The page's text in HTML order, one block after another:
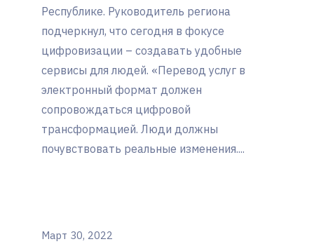
Республике. Руководитель региона
подчеркнул, что сегодня в фокусе
цифровизации – создавать удобные
сервисы для людей. «Перевод услуг в
электронный формат должен
сопровождаться цифровой
трансформацией. Люди должны
почувствовать реальные изменения....
Март 30, 2022